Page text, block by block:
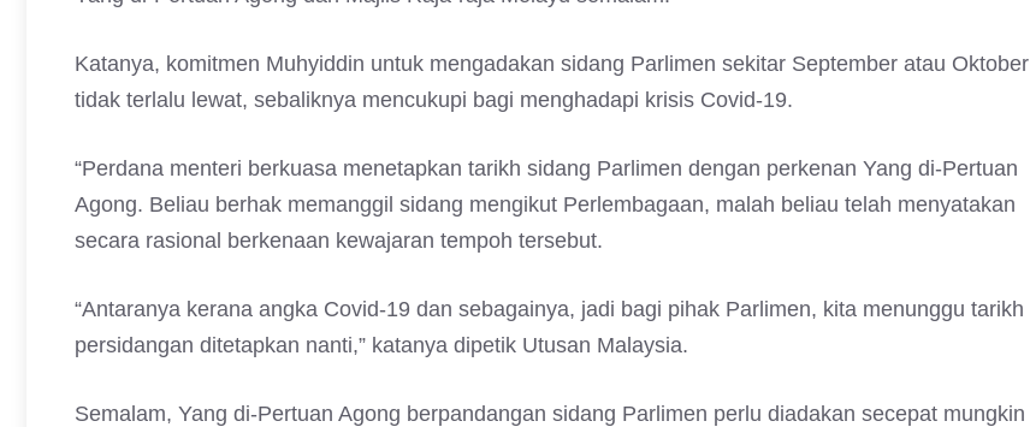
Katanya, komitmen Muhyiddin untuk mengadakan sidang Parlimen sekitar September atau Oktober
tidak terlalu lewat, sebaliknya mencukupi bagi menghadapi krisis Covid-19.
“Perdana menteri berkuasa menetapkan tarikh sidang Parlimen dengan perkenan Yang di-Pertuan
Agong. Beliau berhak memanggil sidang mengikut Perlembagaan, malah beliau telah menyatakan
secara rasional berkenaan kewajaran tempoh tersebut.
“Antaranya kerana angka Covid-19 dan sebagainya, jadi bagi pihak Parlimen, kita menunggu tarikh
persidangan ditetapkan nanti,” katanya dipetik Utusan Malaysia.
Semalam, Yang di-Pertuan Agong berpandangan sidang Parlimen perlu diadakan secepat mungkin